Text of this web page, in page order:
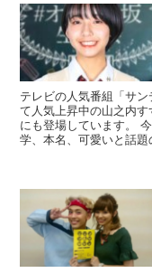
テレビの人気番組「サ
て人気上昇中の山之内
にも登場しています。
学、本名、可愛いと話